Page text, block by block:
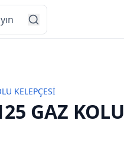
KELEPÇESİ
GAZ KOLU